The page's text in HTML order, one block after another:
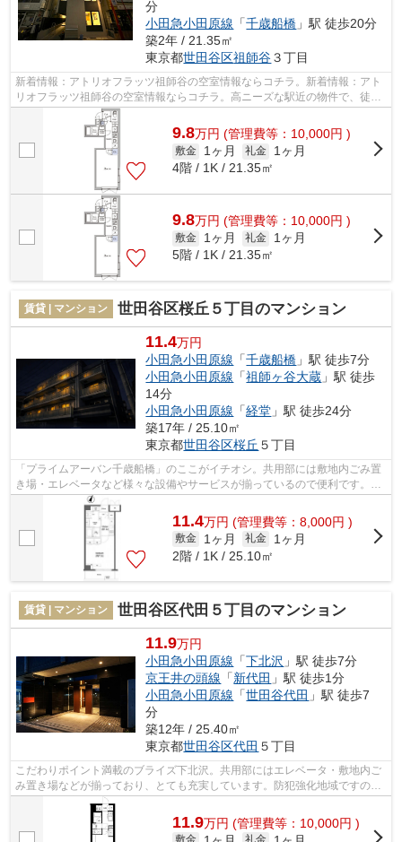
分
小田急小田原線 「千歳船橋 」駅 徒歩20分
築2年 / 21.35㎡
東京都世田谷区祖師谷３丁目
新着情報：アトリオフラッツ祖師谷の空室情報ならコチラ。新着情報：アト
リオフラッツ祖師谷の空室情報ならコチラ。高ニーズな駅近の物件で、徒歩
3分で駅に行くことができます。上の階...
9.8万円 (管理費等：10,000円 )
敷金 1ヶ月 礼金
1ヶ月
4階 / 1K / 21.35㎡
9.8万円 (管理費等：10,000円 )
敷金 1ヶ月 礼金
1ヶ月
5階 / 1K / 21.35㎡
賃貸 | マンション 世田谷区桜丘５丁目のマンション
11.4万円
小田急小田原線 「千歳船橋 」駅 徒歩7分
小田急小田原線 「祖師ヶ谷大蔵 」駅 徒歩
14分
小田急小田原線 「経堂 」駅 徒歩24分
築17年 / 25.10㎡
東京都世田谷区桜丘 ５丁目
「プライムアーバン千歳船橋」のここがイチオシ。共用部には敷地内ごみ置
き場・エレベータなど様々な設備やサービスが揃っているので便利です。お
しゃれなあなたにピッタリな外観タイ...
11.4万円 (管理費等：8,000円 )
敷金 1ヶ月 礼金
1ヶ月
2階 / 1K / 25.10㎡
賃貸 | マンション 世田谷区代田５丁目のマンション
11.9万円
小田急小田原線 「下北沢 」駅 徒歩7分
京王井の頭線 「新代田 」駅 徒歩1分
小田急小田原線 「世田谷代田 」駅 徒歩7
分
築12年 / 25.40㎡
東京都世田谷区代田 ５丁目
こだわりポイント満載のブライズ下北沢。共用部にはエレベータ・敷地内ご
み置き場などが揃っており、とても充実しています。防犯強化地域ですので
暗い夜道も心強いですね。デザイナー...
11.9万円 (管理費等：10,000円 )
敷金 礼金